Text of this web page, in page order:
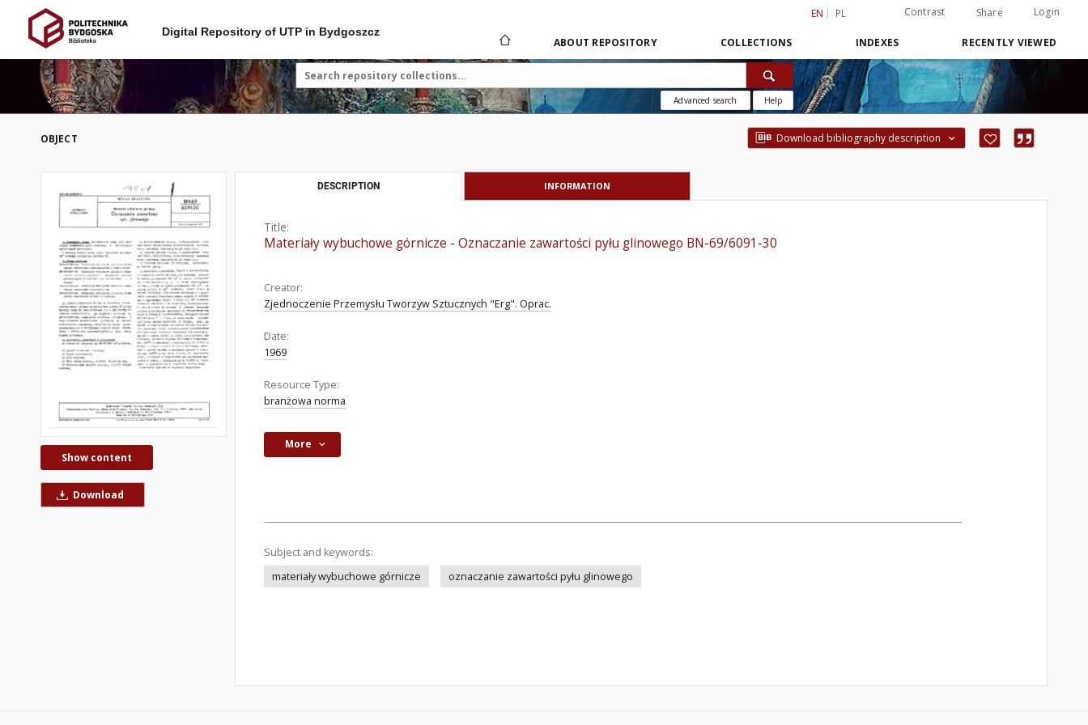
EN PL Contrast Share Login
Digital Repository of UTP in Bydgoszcz
ABOUT REPOSITORY COLLECTIONS INDEXES RECENTLY VIEWED
Advanced search Help
OBJECT Download bibliography description
Show content
Download
DESCRIPTION INFORMATION
Title:
Materiały wybuchowe górnicze - Oznaczanie zawartości pyłu glinowego BN-69/6091-30
Creator:
Zjednoczenie Przemysłu Tworzyw Sztucznych "Erg". Oprac.
Date:
1969
Resource Type:
branżowa norma
More
Subject and keywords:
materiały wybuchowe górnicze
oznaczanie zawartości pyłu glinowego